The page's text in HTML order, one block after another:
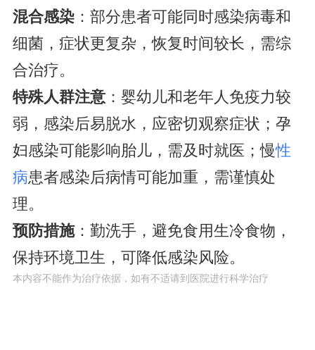
混合感染：部分患者可能同时感染病毒和
细菌，症状更复杂，恢复时间较长，需综
合治疗。
特殊人群注意：婴幼儿和老年人免疫力较
弱，感染后易脱水，应密切观察症状；孕
妇感染可能影响胎儿，需及时就医；慢性
病患者感染后病情可能加重，需谨慎处
理。
预防措施：勤洗手，避免食用生冷食物，
保持环境卫生，可降低感染风险。
本内容不能作为治疗依据，如有不适请到医院进行科学治疗